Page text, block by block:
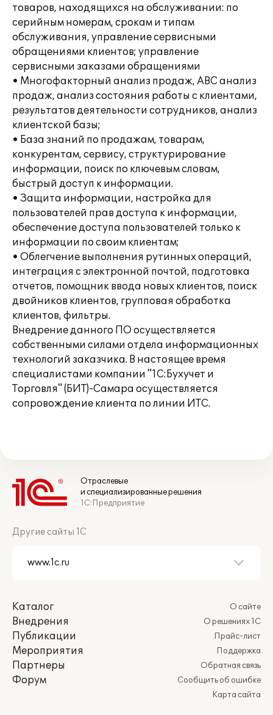
товаров, находящихся на обслуживании: по
серийным номерам, срокам и типам
обслуживания, управление сервисными
обращениями клиентов; управление
сервисными заказами обращениями
• Многофакторный анализ продаж, АВС анализ
продаж, анализ состояния работы с клиентами,
результатов деятельности сотрудников, анализ
клиентской базы;
• База знаний по продажам, товарам,
конкурентам, сервису, структурирование
информации, поиск по ключевым словам,
быстрый доступ к информации.
• Защита информации, настройка для
пользователей прав доступа к информации,
обеспечение доступа пользователей только к
информации по своим клиентам;
• Облегчение выполнения рутинных операций,
интеграция с электронной почтой, подготовка
отчетов, помощник ввода новых клиентов, поиск
двойников клиентов, групповая обработка
клиентов, фильтры.
Внедрение данного ПО осуществляется
собственными силами отдела информационных
технологий заказчика. В настоящее время
специалистами компании "1С:Бухучет и
Торговля" (БИТ)-Самара осуществляется
сопровождение клиента по линии ИТС.
Отраслевые
и специализированные решения
1С:Предприятие
Другие сайты 1С
Каталог
Внедрения
Публикации
Мероприятия
Партнеры
Форум
О сайте
О решениях 1С
Прайс-лист
Поддержка
Обратная связь
Сообщить об ошибке
Карта сайта